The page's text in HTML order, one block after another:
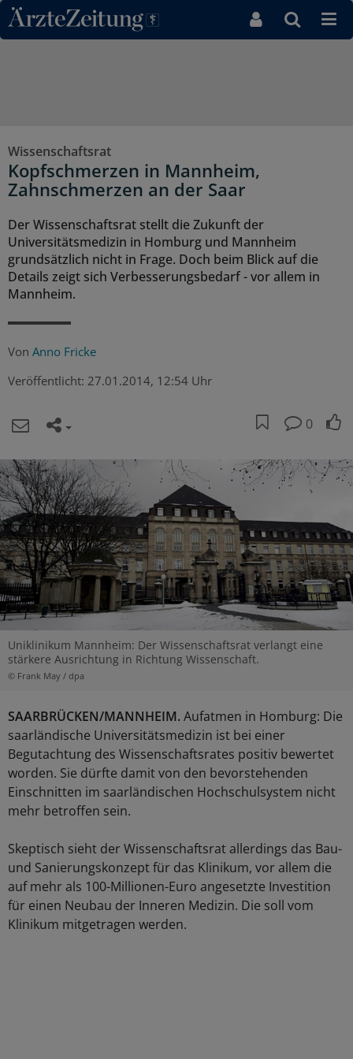
Direkt zum Inhaltsbereich
Wissenschaftsrat
Kopfschmerzen in Mannheim,
Zahnschmerzen an der Saar
Der Wissenschaftsrat stellt die Zukunft der
Universitätsmedizin in Homburg und Mannheim
grundsätzlich nicht in Frage. Doch beim Blick auf die
Details zeigt sich Verbesserungsbedarf - vor allem in
Mannheim.
Von Anno Fricke
Veröffentlicht: 27.01.2014, 12:54 Uhr
0
Uniklinikum Mannheim: Der Wissenschaftsrat verlangt eine
stärkere Ausrichtung in Richtung Wissenschaft.
© Frank May / dpa
SAARBRÜCKEN/MANNHEIM.Aufatmen in Homburg: Die
saarländische Universitätsmedizin ist bei einer
Begutachtung des Wissenschaftsrates positiv bewertet
worden. Sie dürfte damit von den bevorstehenden
Einschnitten im saarländischen Hochschulsystem nicht
mehr betroffen sein.
Skeptisch sieht der Wissenschaftsrat allerdings das Bau-
und Sanierungskonzept für das Klinikum, vor allem die
auf mehr als 100-Millionen-Euro angesetzte Investition
für einen Neubau der Inneren Medizin. Die soll vom
Klinikum mitgetragen werden.